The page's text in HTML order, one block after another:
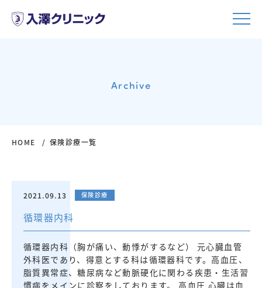
Archive
HOME 保険診療一覧
2021.09.13 保険診療
循環器内科
循環器内科（胸が痛い、動悸がするなど） 元心臓血管
外科医であり、得意とする科は循環器科です。高血圧、
脂質異常症、糖尿病など動脈硬化に関わる疾患・生活習
慣病をメインに診察をしております。 高血圧 心臓は血